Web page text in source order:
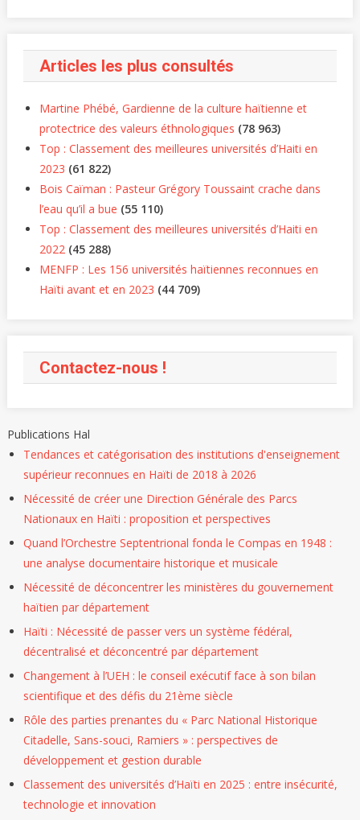
Articles les plus consultés
Martine Phébé, Gardienne de la culture haïtienne et
protectrice des valeurs éthnologiques (78 963)
Top : Classement des meilleures universités d’Haiti en
2023 (61 822)
Bois Caïman : Pasteur Grégory Toussaint crache dans
l’eau qu’il a bue (55 110)
Top : Classement des meilleures universités d’Haiti en
2022 (45 288)
MENFP : Les 156 universités haïtiennes reconnues en
Haïti avant et en 2023 (44 709)
Contactez-nous !
Publications Hal
Tendances et catégorisation des institutions d'enseignement
supérieur reconnues en Haïti de 2018 à 2026
Nécessité de créer une Direction Générale des Parcs
Nationaux en Haïti : proposition et perspectives
Quand l’Orchestre Septentrional fonda le Compas en 1948 :
une analyse documentaire historique et musicale
Nécessité de déconcentrer les ministères du gouvernement
haïtien par département
Haïti : Nécessité de passer vers un système fédéral,
décentralisé et déconcentré par département
Changement à l’UEH : le conseil exécutif face à son bilan
scientifique et des défis du 21ème siècle
Rôle des parties prenantes du « Parc National Historique
Citadelle, Sans-souci, Ramiers » : perspectives de
développement et gestion durable
Classement des universités d’Haïti en 2025 : entre insécurité,
technologie et innovation